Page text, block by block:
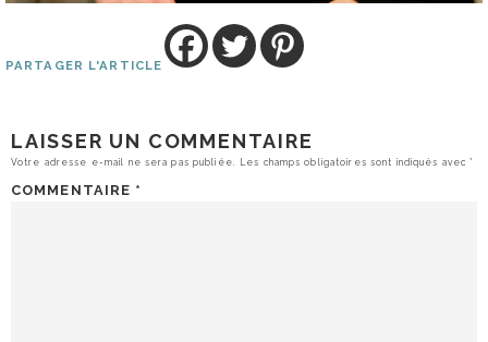
PARTAGER L'ARTICLE
LAISSER UN COMMENTAIRE
Votre adresse e-mail ne sera pas publiée. Les champs obligatoires sont indiqués avec*
COMMENTAIRE *